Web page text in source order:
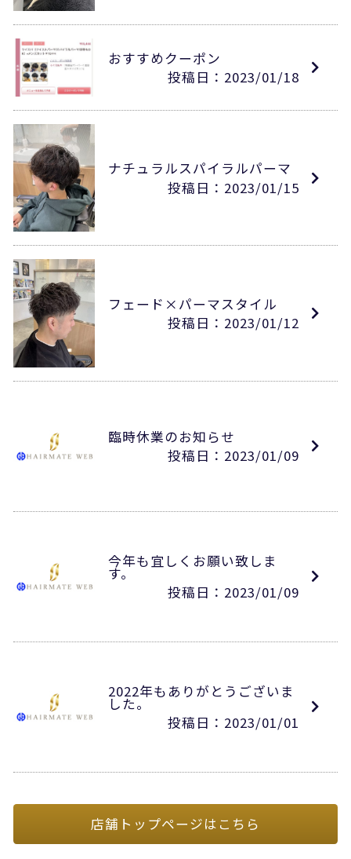
おすすめクーポン
投稿日：2023/01/18
ナチュラルスパイラルパーマ
投稿日：2023/01/15
フェード×パーマスタイル
投稿日：2023/01/12
臨時休業のお知らせ
投稿日：2023/01/09
今年も宜しくお願い致しま
す。
投稿日：2023/01/09
2022年もありがとうございま
した。
投稿日：2023/01/01
店舗トップページはこちら